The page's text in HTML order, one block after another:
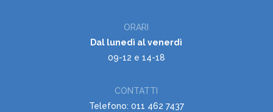
ORARI
Dal lunedì al venerdì
09-12 e 14-18
CONTATTI
Telefono: 011 462 7437